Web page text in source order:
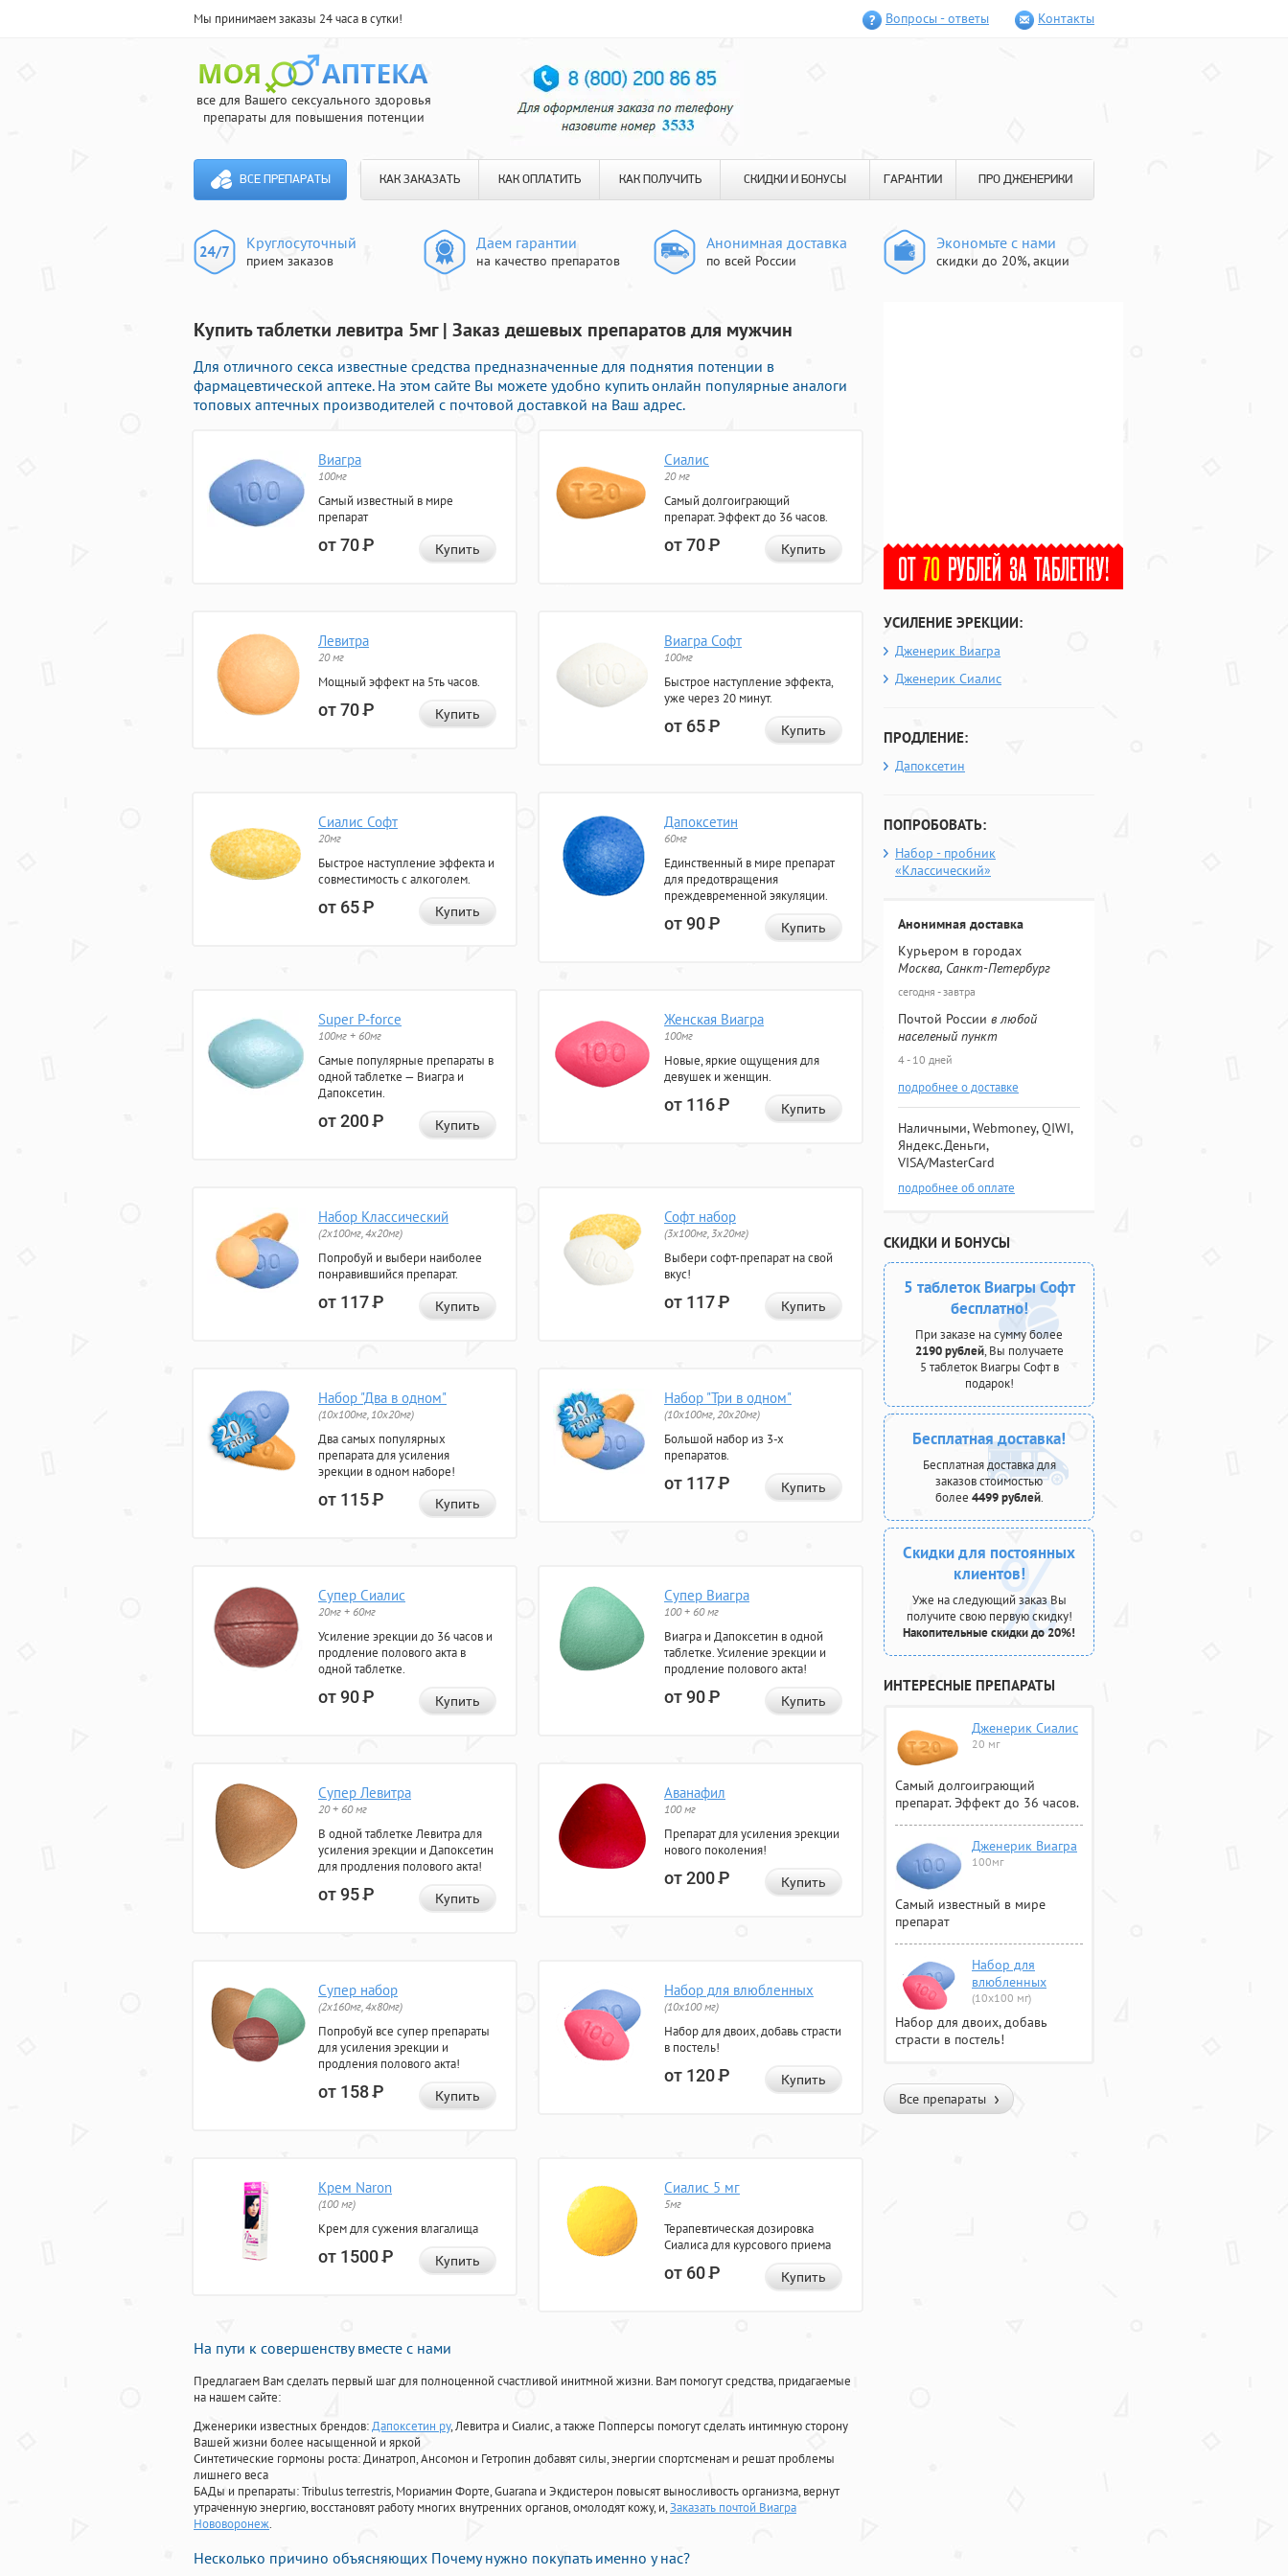
Мы принимаем заказы 24 часа в сутки! Вопросы - ответы Контакты
все для Вашего сексуального здоровья
препараты для повышения потенции
ВСЕ ПРЕПАРАТЫ КАК ЗАКАЗАТЬ КАК ОПЛАТИТЬ КАК ПОЛУЧИТЬ СКИДКИ И БОНУСЫ ГАРАНТИИ ПРО ДЖЕНЕРИКИ
Круглосуточный
прием заказов
Даем гарантии
на качество препаратов
Анонимная доставка
по всей России
Экономьте с нами
скидки до 20%, акции
Купить таблетки левитра 5мг | Заказ дешевых препаратов для мужчин
Для отличного секса известные средства предназначенные для поднятия потенции в
фармацевтической аптеке. На этом сайте Вы можете удобно купить онлайн популярные аналоги
топовых аптечных производителей с почтовой доставкой на Ваш адрес.
Виагра
100мг
Самый известный в мире
препарат
от 70Р Купить
Сиалис
20 мг
Самый долгоиграющий
препарат. Эффект до 36 часов.
от 70Р Купить
Левитра
20 мг
Мощный эффект на 5ть часов.
от 70Р Купить
Виагра Софт
100мг
Быстрое наступление эффекта,
уже через 20 минут.
от 65Р Купить
Сиалис Софт
20мг
Быстрое наступление эффекта и
совместимость с алкоголем.
от 65Р Купить
Дапоксетин
60мг
Единственный в мире препарат
для предотвращения
преждевременной эякуляции.
от 90Р Купить
Super P-force
100мг + 60мг
Самые популярные препараты в
одной таблетке — Виагра и
Дапоксетин.
от 200Р Купить
Женская Виагра
100мг
Новые, яркие ощущения для
девушек и женщин.
от 116Р Купить
Набор Классический
(2x100мг, 4x20мг)
Попробуй и выбери наиболее
понравившийся препарат.
от 117Р Купить
Софт набор
(3x100мг, 3x20мг)
Выбери софт-препарат на свой
вкус!
от 117Р Купить
Набор "Два в одном"
(10x100мг, 10x20мг)
Два самых популярных
препарата для усиления
эрекции в одном наборе!
от 115Р Купить
Набор "Три в одном"
(10x100мг, 20x20мг)
Большой набор из 3-х
препаратов.
от 117Р Купить
Супер Сиалис
20мг + 60мг
Усиление эрекции до 36 часов и
продление полового акта в
одной таблетке.
от 90Р Купить
Супер Виагра
100 + 60 мг
Виагра и Дапоксетин в одной
таблетке. Усиление эрекции и
продление полового акта!
от 90Р Купить
Супер Левитра
20 + 60 мг
В одной таблетке Левитра для
усиления эрекции и Дапоксетин
для продления полового акта!
от 95Р Купить
Аванафил
100 мг
Препарат для усиления эрекции
нового поколения!
от 200Р Купить
Супер набор
(2х160мг, 4х80мг)
Попробуй все супер препараты
для усиления эрекции и
продления полового акта!
от 158Р Купить
Набор для влюбленных
(10х100 мг)
Набор для двоих, добавь страсти
в постель!
от 120Р Купить
Крем Naron
(100 мг)
Крем для сужения влагалища
от 1500Р Купить
Сиалис 5 мг
5мг
Терапевтическая дозировка
Сиалиса для курсового приема
от 60Р Купить
На пути к совершенству вместе с нами
Предлагаем Вам сделать первый шаг для полноценной счастливой инитмной жизни. Вам помогут средства, придагаемые
на нашем сайте:
Дженерики известных брендов:Дапоксетин ру, Левитра и Сиалис, а также Попперсы помогут сделать интимную сторону
Вашей жизни более насыщенной и яркой
Синтетические гормоны роста: Динатроп, Ансомон и Гетропин добавят силы, энергии спортсменам и решат проблемы
лишнего веса
БАДы и препараты:Tribulus terrestris, Мориамин Форте, Guarana и Экдистерон повысят выносливость организма, вернут
утраченную энергию, восстановят работу многих внутренних органов, омолодят кожу, и,Заказать почтой Виагра
Нововоронеж.
Несколько причино объясняющих Почему нужно покупать именно у нас?
УСИЛЕНИЕ ЭРЕКЦИИ:
Дженерик Виагра
Дженерик Сиалис
ПРОДЛЕНИЕ:
Дапоксетин
ПОПРОБОВАТЬ:
Набор - пробник
«Классический»
Анонимная доставка
Курьером в городах
Москва, Санкт-Петербург
сегодня - завтра
Почтой России в любой
населеный пункт
4 - 10 дней
подробнее о доставке
Наличными, Webmoney, QIWI,
Яндекс.Деньги,
VISA/MasterCard
подробнее об оплате
СКИДКИ И БОНУСЫ
5 таблеток Виагры Софт
бесплатно!
При заказе на сумму более
2190 рублей, Вы получаете
5 таблеток Виагры Софт в
подарок!
Бесплатная доставка!
Бесплатная доставка для
заказов стоимостью
более 4499 рублей.
Скидки для постоянных
клиентов!
Уже на следующий заказ Вы
получите свою первую скидку!
Накопительные скидки до 20%!
ИНТЕРЕСНЫЕ ПРЕПАРАТЫ
Дженерик Сиалис
20 мг
Самый долгоиграющий
препарат. Эффект до 36 часов.
Дженерик Виагра
100мг
Самый известный в мире
препарат
Набор для
влюбленных
(10х100 мг)
Набор для двоих, добавь
страсти в постель!
Все препараты